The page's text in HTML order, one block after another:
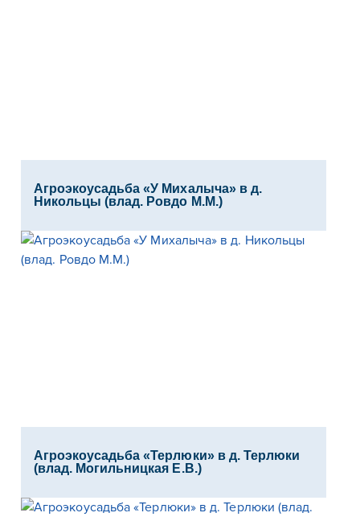
Агроэкоусадьба «У Михалыча» в д.
Никольцы (влад. Ровдо М.М.)
Агроэкоусадьба «Терлюки» в д. Терлюки
(влад. Могильницкая Е.В.)